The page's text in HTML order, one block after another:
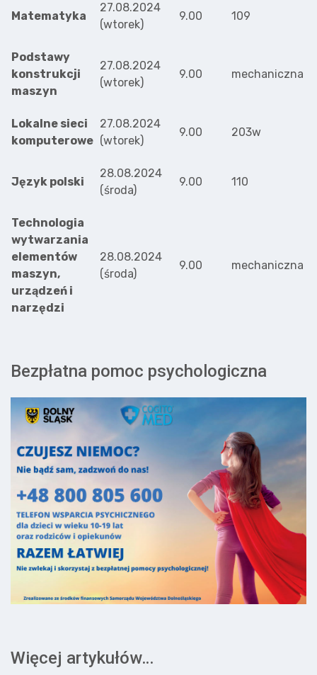
Matematyka
27.08.2024
(wtorek)
9.00 109
Podstawy
konstrukcji
maszyn
27.08.2024
(wtorek)
9.00 mechaniczna
Lokalne sieci
komputerowe
27.08.2024
(wtorek)
9.00 203w
Język polski
28.08.2024
(środa)
9.00 110
Technologia
wytwarzania
elementów
maszyn,
urządzeń i
narzędzi
28.08.2024
(środa)
9.00 mechaniczna
Bezpłatna pomoc psychologiczna
Więcej artykułów…